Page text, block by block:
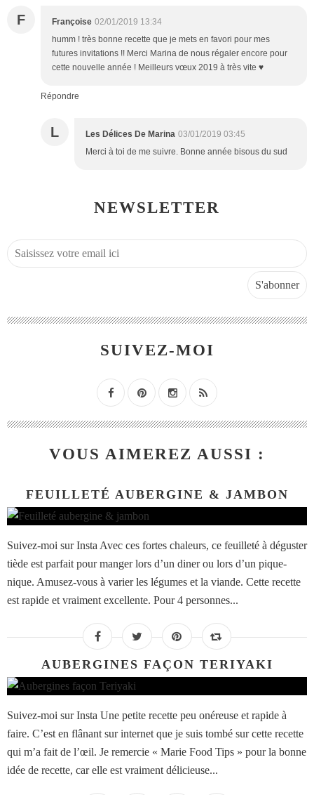
F Françoise 02/01/2019 13:34
humm ! très bonne recette que je mets en favori pour mes
futures invitations !! Merci Marina de nous régaler encore pour
cette nouvelle année ! Meilleurs vœux 2019 à très vite ♥
Répondre
L Les Délices De Marina 03/01/2019 03:45
Merci à toi de me suivre. Bonne année bisous du sud
NEWSLETTER
SUIVEZ-MOI
VOUS AIMEREZ AUSSI :
FEUILLETÉ AUBERGINE & JAMBON
Suivez-moi sur Insta Avec ces fortes chaleurs, ce feuilleté à déguster
tiède est parfait pour manger lors d’un diner ou lors d’un pique-
nique. Amusez-vous à varier les légumes et la viande. Cette recette
est rapide et vraiment excellente. Pour 4 personnes...
AUBERGINES FAÇON TERIYAKI
Suivez-moi sur Insta Une petite recette peu onéreuse et rapide à
faire. C’est en flânant sur internet que je suis tombé sur cette recette
qui m’a fait de l’œil. Je remercie « Marie Food Tips » pour la bonne
idée de recette, car elle est vraiment délicieuse...